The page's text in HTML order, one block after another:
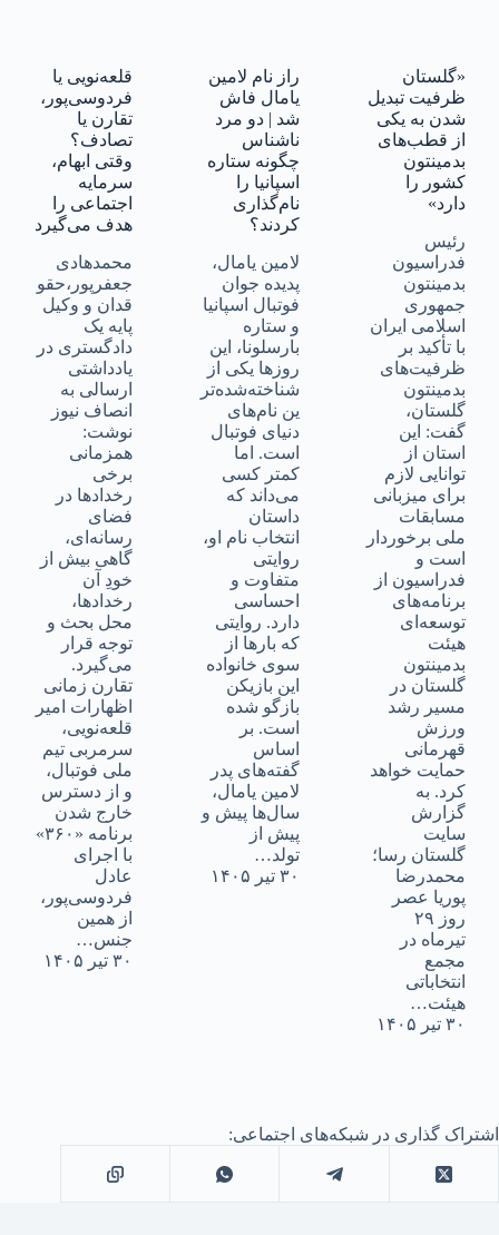
«گلستان
ظرفیت تبدیل
شدن به یکی
از قطب‌های
بدمینتون
کشور را
دارد»
رئیس
فدراسیون
بدمینتون
جمهوری
اسلامی ایران
با تأکید بر
ظرفیت‌های
بدمینتون
گلستان،
گفت: این
استان از
توانایی لازم
برای میزبانی
مسابقات
ملی برخوردار
است و
فدراسیون از
برنامه‌های
توسعه‌ای
هیئت
بدمینتون
گلستان در
مسیر رشد
ورزش
قهرمانی
حمایت خواهد
کرد. به
گزارش
سایت
گلستان رسا؛
محمدرضا
پوریا عصر
روز ۲۹
تیرماه در
مجمع
انتخاباتی
هیئت…
۳۰ تیر ۱۴۰۵
راز نام لامین
یامال فاش
شد | دو مرد
ناشناس
چگونه ستاره
اسپانیا را
نام‌گذاری
کردند؟
لامین یامال،
پدیده جوان
فوتبال اسپانیا
و ستاره
بارسلونا، این
روزها یکی از
شناخته‌شده‌تر
ین نام‌های
دنیای فوتبال
است. اما
کمتر کسی
می‌داند که
داستان
انتخاب نام او،
روایتی
متفاوت و
احساسی
دارد. روایتی
که بارها از
سوی خانواده
این بازیکن
بازگو شده
است. بر
اساس
گفته‌های پدر
لامین یامال،
سال‌ها پیش و
پیش از
تولد…
۳۰ تیر ۱۴۰۵
قلعه‌نویی یا
فردوسی‌پور،
تقارن یا
تصادف؟
وقتی ابهام،
سرمایه
اجتماعی را
هدف می‌گیرد
محمدهادی
جعفرپور،حقو
قدان و وکیل
پایه یک
دادگستری در
یادداشتی
ارسالی به
انصاف نیوز
نوشت:
همزمانی
برخی
رخدادها در
فضای
رسانه‌ای،
گاهی بیش از
خودِ آن
رخدادها،
محل بحث و
توجه قرار
می‌گیرد.
تقارن زمانی
اظهارات امیر
قلعه‌نویی،
سرمربی تیم
ملی فوتبال،
و از دسترس
خارج شدن
برنامه «۳۶۰»
با اجرای
عادل
فردوسی‌پور،
از همین
جنس…
۳۰ تیر ۱۴۰۵
اشتراک گذاری در شبکه‌های اجتماعی: